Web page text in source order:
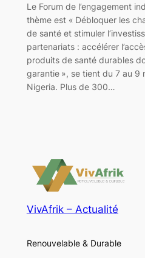
Le Forum de l’engagement
thème est « Débloquer les
de santé et stimuler
partenariats : accélérer
produits de santé durables
garantie », se tient du 7 au 9
Nigeria. Plus de 300…
VivAfrik – Actualité
Renouvelable & Durable